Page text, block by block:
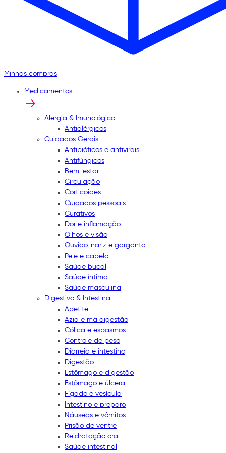
Minhas compras
Medicamentos
Alergia & Imunológico
Antialérgicos
Cuidados Gerais
Antibióticos e antivirais
Antifúngicos
Bem-estar
Circulação
Corticoides
Cuidados pessoais
Curativos
Dor e inflamação
Olhos e visão
Ouvido, nariz e garganta
Pele e cabelo
Saúde bucal
Saúde íntima
Saúde masculina
Digestivo & Intestinal
Apetite
Azia e má digestão
Cólica e espasmos
Controle de peso
Diarreia e intestino
Digestão
Estômago e digestão
Estômago e úlcera
Fígado e vesícula
Intestino e preparo
Náuseas e vômitos
Prisão de ventre
Reidratação oral
Saúde intestinal